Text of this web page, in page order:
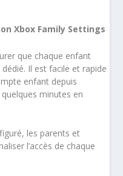
Xbox Family Settings
que chaque enfant
Il est facile et rapide
enfant depuis
minutes en
les parents et
l’accès de chaque